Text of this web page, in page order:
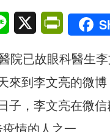
Line X
院已故眼科醫生
來到李文亮的微
子，李文亮在微
情的人之一。